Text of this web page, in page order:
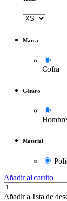
Marca
Cofra
Género
Hombre
Material
Añadir al carrito
Añadir a lista de